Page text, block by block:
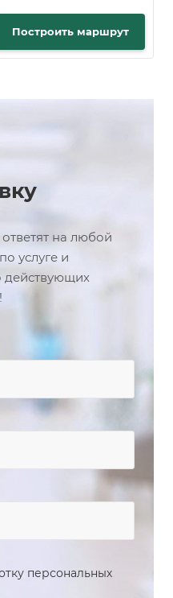
Построить маршрут
на любой
услуге и
действующих
персональных